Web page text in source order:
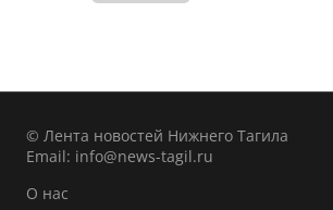
© Лента новостей Нижнего Тагила
Email: info@news-tagil.ru
О нас